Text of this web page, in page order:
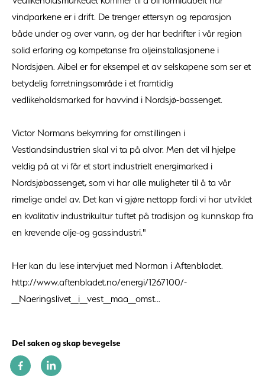
vindparkene er i drift. De trenger ettersyn og reparasjon
både under og over vann, og der har bedrifter i vår region
solid erfaring og kompetanse fra oljeinstallasjonene i
Nordsjøen. Aibel er for eksempel et av selskapene som ser et
betydelig forretningsområde i et framtidig
vedlikeholdsmarked for havvind i Nordsjø-bassenget.
Victor Normans bekymring for omstillingen i
Vestlandsindustrien skal vi ta på alvor. Men det vil hjelpe
veldig på at vi får et stort industrielt energimarked i
Nordsjøbassenget, som vi har alle muligheter til å ta vår
rimelige andel av. Det kan vi gjøre nettopp fordi vi har utviklet
en kvalitativ industrikultur tuftet på tradisjon og kunnskap fra
en krevende olje-og gassindustri."
Her kan du lese intervjuet med Norman i Aftenbladet.
http://www.aftenbladet.no/energi/1267100/-
_Naeringslivet_i_vest_maa_omst...
Del saken og skap bevegelse